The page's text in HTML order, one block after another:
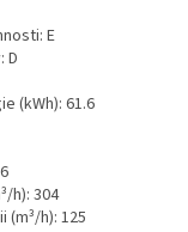
: E
: D
(kWh): 61.6
6
h): 304
(m³/h): 125